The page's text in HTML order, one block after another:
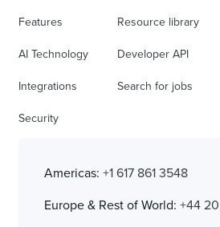
Features
AI Technology
Integrations
Security
Resource library
Developer API
Search for jobs
Americas: +1 617 861 3548
Europe & Rest of World: +44